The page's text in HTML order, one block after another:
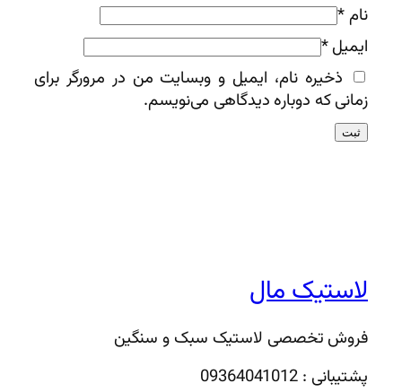
نام*
ایمیل*
ذخیره نام، ایمیل و وبسایت من در مرورگر برای
زمانی که دوباره دیدگاهی می‌نویسم.
لاستیک مال
فروش تخصصی لاستیک سبک و سنگین
پشتیبانی : 09364041012